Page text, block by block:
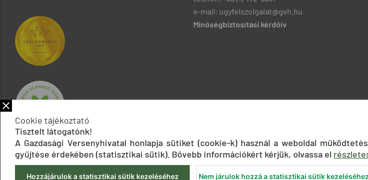
e-mail: ugyfelszolgalat@gvh.hu
Minőségbiztosítási kérdőív
Cookie tájékoztató
Tisztelt látogatónk!
A Gazdasági Versenyhivatal honlapja sütiket (cookie-k) használ a weboldal
gyűjtése érdekében (statisztikai sütik). Bővebb információkért kérjük, olvassa el
Hozzájárulok a statisztikai sütik kezeléséhez Nem járulok hozzá a statisztikai sütik kezeléséhez